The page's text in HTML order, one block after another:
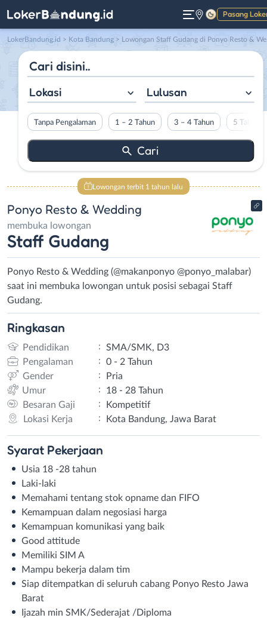
Pasang
Gelap
LokerBandung.id > Kota Bandung > Lowongan Staff Gudang di Ponyo Resto & Wedding
Lokasi Lulusan
Tanpa Pengalaman 1 – 2 Tahun 3 – 4 Tahun 5 Tahun
Lowongan terbit 1 tahun lalu
Ponyo Resto & Wedding
membuka lowongan
Staff Gudang
Ponyo Resto & Wedding (@makanponyo @ponyo_malabar)
saat ini membuka lowongan untuk posisi sebagai Staff
Gudang.
Ringkasan
Pendidikan :
SMA/SMK, D3
Pengalaman
:
0 - 2 Tahun
Gender
:
Pria
Umur
:
18 - 28 Tahun
Besaran Gaji
:
Kompetitif
Lokasi Kerja
: Kota Bandung, Jawa Barat
Syarat Pekerjaan
Usia 18 -28 tahun
Laki-laki
Memahami tentang stok opname dan FIFO
Kemampuan dalam negosiasi harga
Kemampuan komunikasi yang baik
Good attitude
Memiliki SIM A
Mampu bekerja dalam tim
Siap ditempatkan di seluruh cabang Ponyo Resto Jawa
Barat
Ijazah min SMK/Sederajat /Diploma